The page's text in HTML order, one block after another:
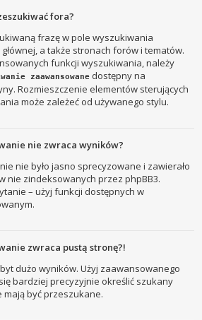
fora?
frazę w pole wyszukiwania
a także stronach forów i tematów.
funkcji wyszukiwania, należy
zaawansowane dostępny na
Rozmieszczenie elementów sterujących
może zależeć od używanego stylu.
nie zwraca wyników?
nie było jasno sprecyzowane i zawierało
nie zindeksowanych przez phpBB3.
– użyj funkcji dostępnych w
zwraca pustą stronę?!
dużo wyników. Użyj zaawansowanego
bardziej precyzyjnie określić szukany
być przeszukane.